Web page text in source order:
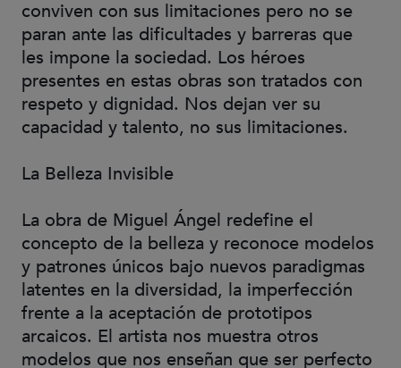
conviven con sus limitaciones pero no se
paran ante las dificultades y barreras que
les impone la sociedad. Los héroes
presentes en estas obras son tratados con
respeto y dignidad. Nos dejan ver su
capacidad y talento, no sus limitaciones.
La Belleza Invisible
La obra de Miguel Ángel redefine el
concepto de la belleza y reconoce modelos
y patrones únicos bajo nuevos paradigmas
latentes en la diversidad, la imperfección
frente a la aceptación de prototipos
arcaicos. El artista nos muestra otros
modelos que nos enseñan que ser perfecto